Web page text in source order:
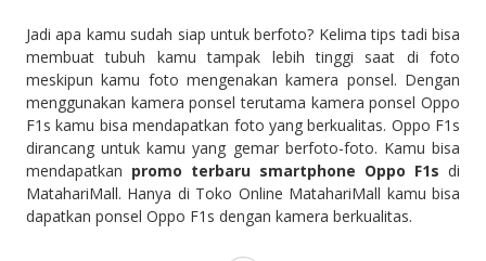
Jadi apa kamu sudah siap untuk berfoto? Kelima tips tadi bisa
membuat tubuh kamu tampak lebih tinggi saat di foto
meskipun kamu foto mengenakan kamera ponsel. Dengan
menggunakan kamera ponsel terutama kamera ponsel Oppo
F1s kamu bisa mendapatkan foto yang berkualitas. Oppo F1s
dirancang untuk kamu yang gemar berfoto-foto. Kamu bisa
mendapatkan promo terbaru smartphone Oppo F1s di
MatahariMall. Hanya di Toko Online MatahariMall kamu bisa
dapatkan ponsel Oppo F1s dengan kamera berkualitas.